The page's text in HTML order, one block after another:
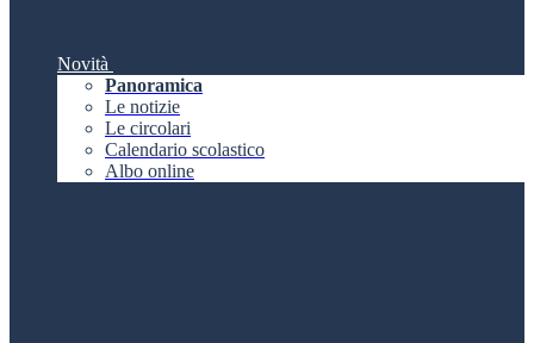
Novità
Panoramica
Le notizie
Le circolari
Calendario scolastico
Albo online